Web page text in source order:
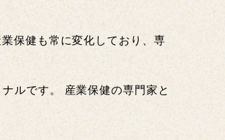
保健も常に変化しており、専
ルです。 産業保健の専門家と